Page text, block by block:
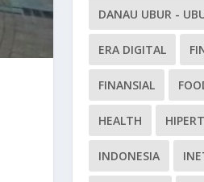
DANAU UBUR -
ERA DIGITAL
FINANSIAL
HEALTH
INDONESIA